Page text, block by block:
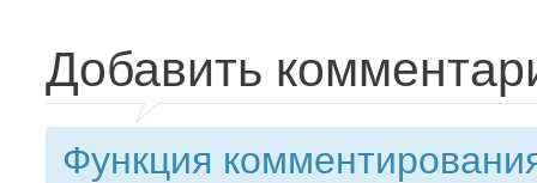
Добавить
Функция